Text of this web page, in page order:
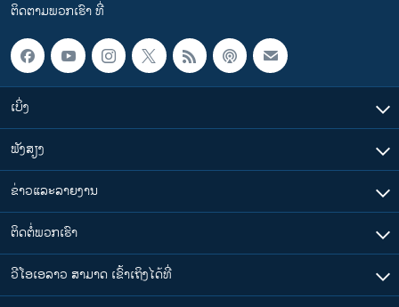
ຕິດຕາມພວກເຮົາ ທີ່
ເບິ່ງ
ຟັງສຽງ
ຂ່າວແລະລາຍງານ
ຕິດຕໍ່ພວກເຮົາ
ວີໂອເອລາວ ສາມາດ ເຂົ້າເຖິງໄດ້ທີ່